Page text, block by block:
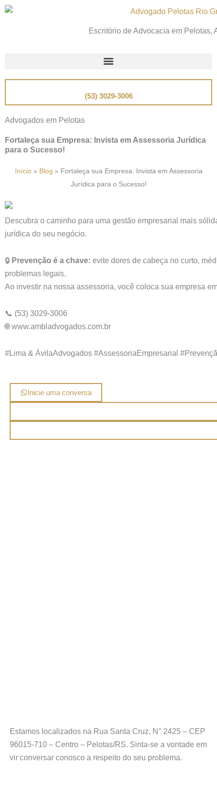
Escritório de Advocacia em Pelotas,
(53) 3029-3006
Advogados em Pelotas
Fortaleça sua Empresa: Invista em Assessoria Jurídica
para o Sucesso!
Início» Blog » Fortaleça sua Empresa: Invista em Assessoria
Jurídica para o Sucesso!
Descubra o caminho para uma gestão empresarial mais
jurídica do seu negócio.
🔒 Prevenção é a chave: evite dores de cabeça no curto,
problemas legais.
Ao investir na nossa assessoria, você coloca sua empresa
📞 (53) 3029-3006
🌐 www.ambladvogados.com.br
#Lima & ÁvilaAdvogados #AssessoriaEmpresarial
Inicie uma conversa
Estamos localizados na Rua Santa Cruz, N° 2425 – CEP
96015-710 – Centro – Pelotas/RS. Sinta-se a vontade em
vir conversar conosco a respeito do seu problema.